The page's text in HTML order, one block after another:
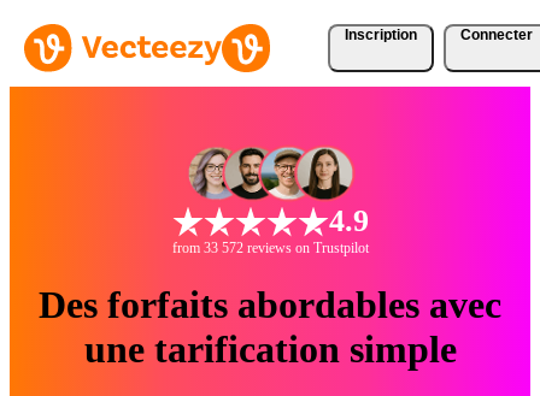
Inscription Connecter
4.9
from 33 572 reviews on Trustpilot
Des forfaits abordables avec
une tarification simple